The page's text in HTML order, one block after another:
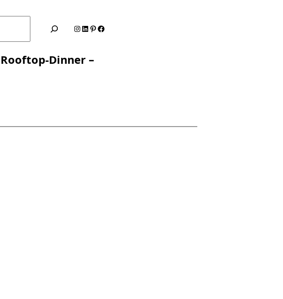
Instagram LinkedIn Pinterest Facebook
Dinner –